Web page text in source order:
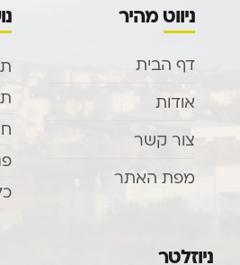
ניווט מהיר
דף הבית
אודות
צור קשר
מפת האתר
ניוזלטר